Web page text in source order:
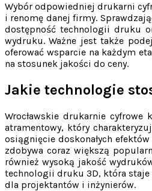
Wybór odpowiedniej drukarni
i renomę danej firmy.
dostępność technologii druku
wydruku. Ważne jest także
oferować wsparcie na każdym
na stosunek jakości do ceny.
Jakie technologie
Wrocławskie drukarnie
atramentowy, który
osiągnięcie doskonałych
zdobywa coraz większą
również wysoką jakość
technologii druku 3D, która staje
dla projektantów i inżynierów.